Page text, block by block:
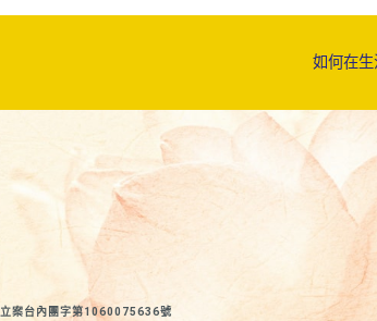
如何在
立案台內團字第1060075636號